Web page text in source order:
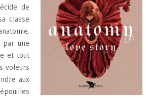
de
classe
par une
et tout
voleurs
aux